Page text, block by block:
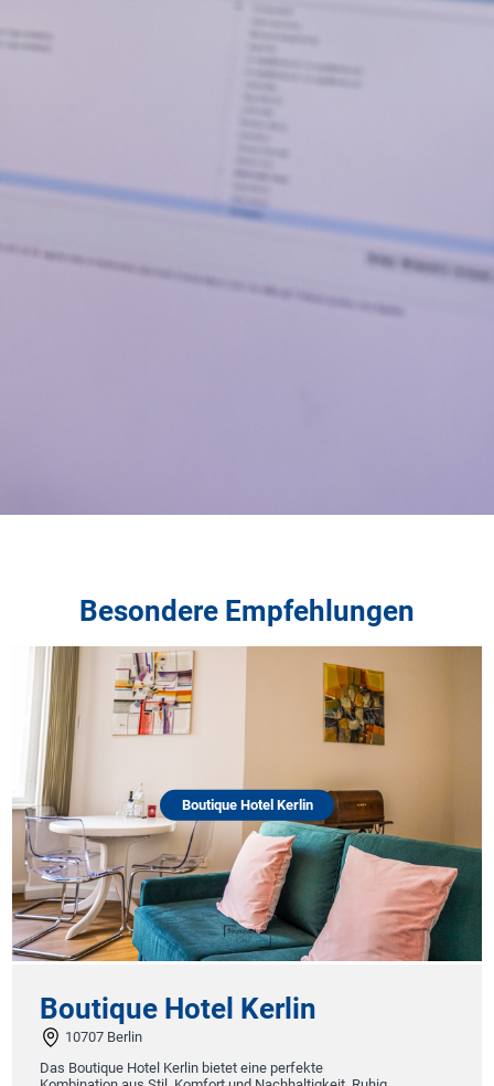
Besondere Empfehlungen
Boutique Hotel Kerlin
Boutique Hotel Kerlin
10707 Berlin
Das Boutique Hotel Kerlin bietet eine perfekte